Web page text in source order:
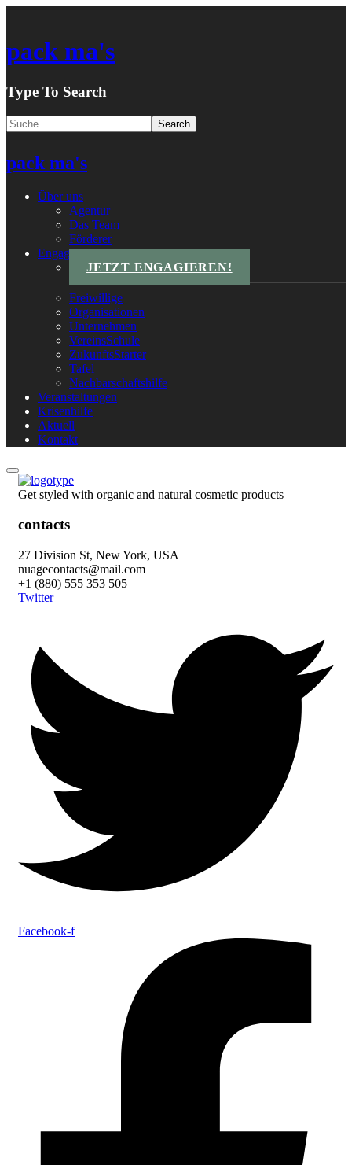
pack ma's
Type To Search
pack ma's
Über uns
Agentur
Das Team
Förderer
Engagements
JETZT ENGAGIEREN!
Freiwillige
Organisationen
Unternehmen
VereinsSchule
ZukunftsStarter
Tafel
Nachbarschaftshilfe
Veranstaltungen
Krisenhilfe
Aktuell
Kontakt
Get styled with organic and natural cosmetic products
contacts
27 Division St, New York, USA
nuagecontacts@mail.com
+1 (880) 555 353 505
Twitter
Facebook-f